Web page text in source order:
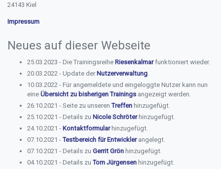
24143 Kiel
Impressum
Neues auf dieser Webseite
25.03.2023 - Die Trainingsreihe Riesenkalmarfunktioniert wieder.
20.03.2022 - Update der Nutzerverwaltung.
10.03.2022 - Für angemeldete und eingeloggte Nutzer kann nun
eine Übersicht zu bisherigen Trainings angezeigt werden.
26.10.2021 - Seite zu unserenTreffen hinzugefügt.
25.10.2021 - Details zu Nicole Schröterhinzugefügt.
24.10.2021 - Kontaktformularhinzugefügt.
07.10.2021 -Testbereich für Entwicklerangelegt.
07.10.2021 - Details zu Gerrit Grön hinzugefügt.
04.10.2021 - Details zuTom Jürgensen hinzugefügt.